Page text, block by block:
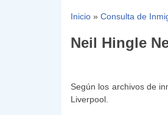
Inicio» Consulta de
Neil Hingle
Según los archivos de
Liverpool.